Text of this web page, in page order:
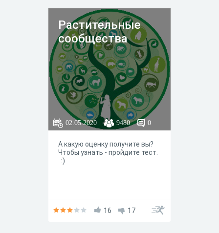
Растительные
сообщества
02.05.2020 9480 0
А какую оценку получите вы?
Чтобы узнать - пройдите тест.
:)
16 17